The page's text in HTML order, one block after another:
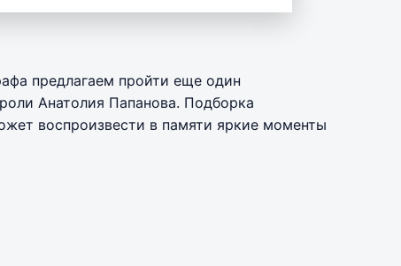
предлагаем пройти еще один
Анатолия Папанова. Подборка
воспроизвести в памяти яркие моменты